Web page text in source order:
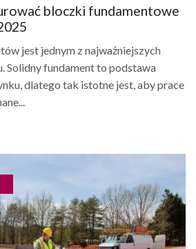
bloczki fundamentowe
jest jednym z najważniejszych
Solidny fundament to podstawa
dlatego tak istotne jest, aby prace